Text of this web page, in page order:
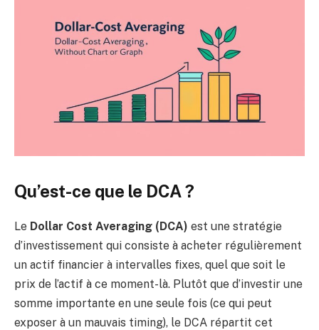
Qu’est-ce que le DCA ?
Le Dollar Cost Averaging (DCA) est une stratégie
d’investissement qui consiste à acheter régulièrement
un actif financier à intervalles fixes, quel que soit le
prix de l’actif à ce moment-là. Plutôt que d’investir une
somme importante en une seule fois (ce qui peut
exposer à un mauvais timing), le DCA répartit cet